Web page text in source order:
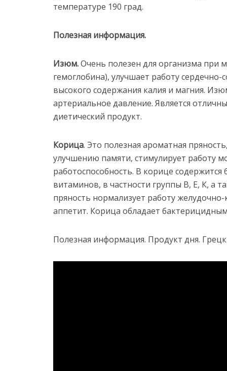
температуре 190 град.
Полезная информация.
Изюм.Очень полезен для организма при
гемоглобина), улучшает работу сердечно-
высокого содержания калия и магния.
артериальное давление. Является
диетический продукт.
Корица. Это полезная ароматная
улучшению памяти, стимулирует работу
работоспособность. В корице
витаминов, в частности группы В, Е, К, а
пряность нормализует работу
аппетит. Корица обладает
Полезная информация. Продукт дня.